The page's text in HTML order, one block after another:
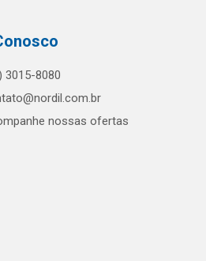
3015-8080
nossas ofertas